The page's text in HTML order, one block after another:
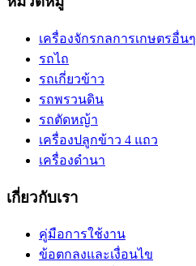
เครื่องจักรกลการเกษตรอื่นๆ
รถไถ
รถเกี่ยวข้าว
รถพรวนดิน
รถตัดหญ้า
เครื่องปลูกข้าว 4 แถว
เครื่องดำนา
เกี่ยวกับเรา
คู่มือการใช้งาน
ข้อตกลงและเงื่อนไข